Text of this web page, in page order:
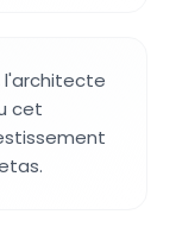
l'architecte
cet